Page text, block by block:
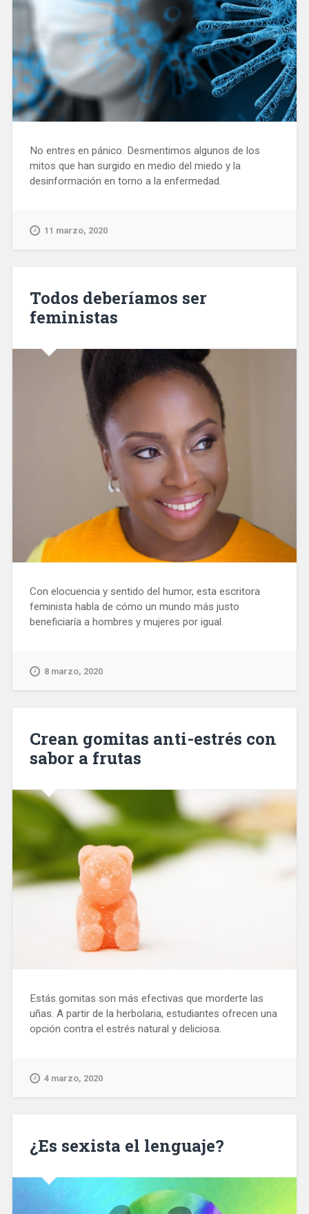
No entres en pánico. Desmentimos algunos de los
mitos que han surgido en medio del miedo y la
desinformación en torno a la enfermedad.
11 marzo, 2020
Todos deberíamos ser
feministas
Con elocuencia y sentido del humor, esta escritora
feminista habla de cómo un mundo más justo
beneficiaría a hombres y mujeres por igual.
8 marzo, 2020
Crean gomitas anti-estrés con
sabor a frutas
Estás gomitas son más efectivas que morderte las
uñas. A partir de la herbolaria, estudiantes ofrecen una
opción contra el estrés natural y deliciosa.
4 marzo, 2020
¿Es sexista el lenguaje?